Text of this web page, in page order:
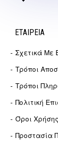
ΕΤΑΙΡΕΊΑ
Σχετικά Με
Τρόποι
Τρόποι
Πολιτική
Όροι Χρήσης
Προστασία